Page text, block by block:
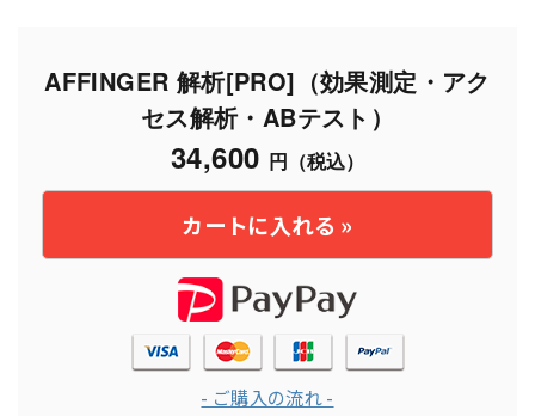
合は併用頂かないようお願い致します※各動作チ
ェックは行っておりません）
独立インストール型ではないブログサービス（及
び外部サービス ※https://ja.wordpress.com/含
む）を使用している場合、サービス独自の仕様が
ショートコード同士の入れ子（ショートコードの
中にさらにショートコードが含まれる状態）状況
によっては正常に動作しないケースもございます
閲覧にはjavascriptが有効になっている必要がご
ざいます
ブラウザやブラウザのバージョンによってはサポ
AFFINGER 解析[PRO]（効果測定・アク
セス解析・ABテスト）
34,600 円（税込）
- ご購入の流れ -